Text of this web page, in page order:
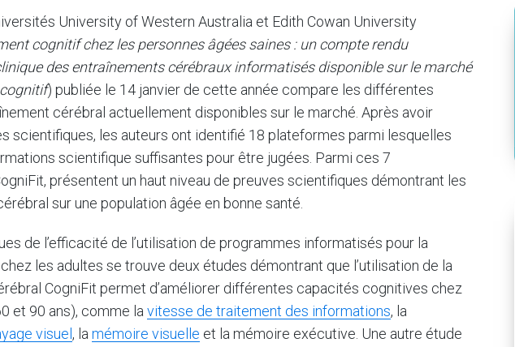
University of Western Australia et Edith Cowan University
cognitif chez les personnes âgées saines : un compte rendu
des entraînements cérébraux informatisés disponible sur le marché
) publiée le 14 janvier de cette année compare les différentes
cérébral actuellement disponibles sur le marché. Après avoir
scientifiques, les auteurs ont identifié 18 plateformes parmi lesquelles
scientifique suffisantes pour être jugées. Parmi ces 7
présentent un haut niveau de preuves scientifiques démontrant les
sur une population âgée en bonne santé.
de l’efficacité de l’utilisation de programmes informatisés pour la
les adultes se trouve deux études démontrant que l’utilisation de la
CogniFit permet d’améliorer différentes capacités cognitives chez
et 90 ans), comme la vitesse de traitement des informations, la
visuel , la mémoire visuelle et la mémoire exécutive. Une autre étude